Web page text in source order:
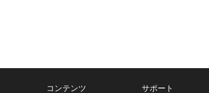
コンテンツ サポート